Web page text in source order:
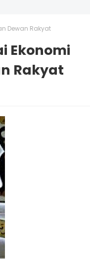
Dewan Rakyat
Ekonomi
Rakyat